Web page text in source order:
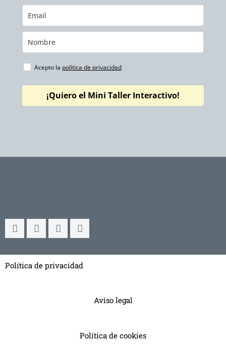
Acepto la política de privacidad
¡Quiero el Mini Taller Interactivo!
Política de privacidad
Aviso legal
Política de cookies